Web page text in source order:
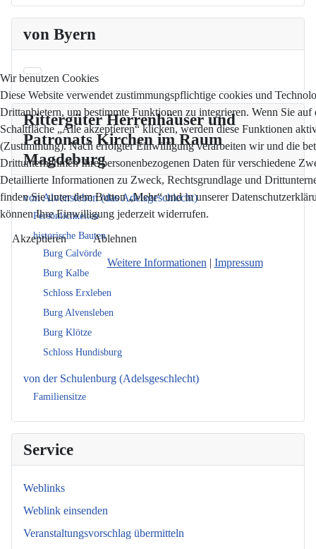
von Byern
Rittergüter Herrenhäuser und
Patronats Kirchen im Raum
Magdeburg
von Alvensleben (das Adelsgeschlecht)
Persönlichkeiten
historische Bauten
Burg Calvörde
Burg Kalbe
Schloss Erxleben
Burg Alvensleben
Burg Klötze
Schloss Hundisburg
von der Schulenburg (Adelsgeschlecht)
Familiensitze
Service
Weblinks
Weblink einsenden
Veranstaltungsvorschlag übermitteln
Wir benutzen Cookies
Diese Website verwendet zustimmungspflichtige cookies und
Drittanbietern, um bestimmte Funktionen zu integrieren. Wenn Sie auf
Schaltfläche „Alle akzeptieren“ klicken, werden diese Funktionen
(Zustimmung). Nach erfolgter Einwilligung verarbeiten wir und die
Drittunternehmen Ihre personenbezogenen Daten für verschiedene
Detaillierte Informationen zu Zweck, Rechtsgrundlage und
finden Sie unter dem Button „Mehr“ und in unserer
können Ihre Einwilligung jederzeit widerrufen.
Akzeptieren Ablehnen
Weitere Informationen | Impressum